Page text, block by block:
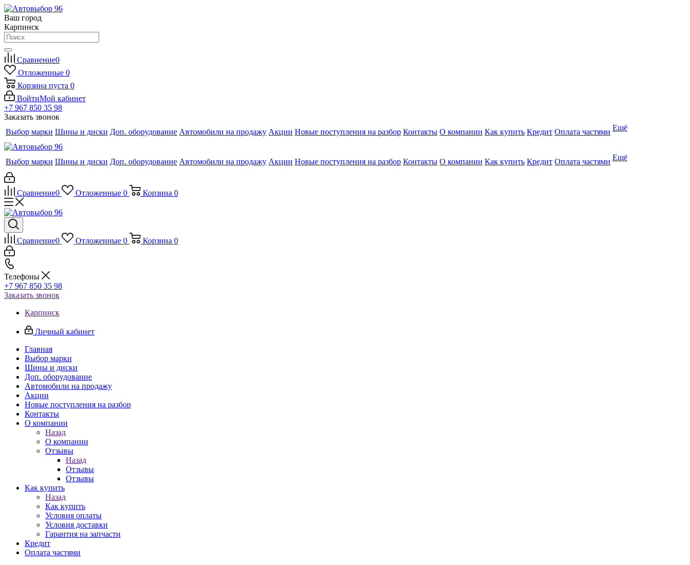
Ваш город
Карпинск
Сравнение0
Отложенные 0
Корзина пуста 0
ВойтиМой кабинет
+7 967 850 35 98
Заказать звонок
Выбор марки Шины и диски Доп. оборудование Автомобили на продажу Акции Новые поступления на разбор Контакты О компании Как купить Кредит Оплата частями Ещё
Выбор марки Шины и диски Доп. оборудование Автомобили на продажу Акции Новые поступления на разбор Контакты О компании Как купить Кредит Оплата частями Ещё
Сравнение0 Отложенные 0 Корзина 0
Сравнение0 Отложенные 0 Корзина 0
Телефоны
+7 967 850 35 98
Заказать звонок
Карпинск
Личный кабинет
Главная
Выбор марки
Шины и диски
Доп. оборудование
Автомобили на продажу
Акции
Новые поступления на разбор
Контакты
О компании
Назад
О компании
Отзывы
Назад
Отзывы
Отзывы
Как купить
Назад
Как купить
Условия оплаты
Условия доставки
Гарантия на запчасти
Кредит
Оплата частями